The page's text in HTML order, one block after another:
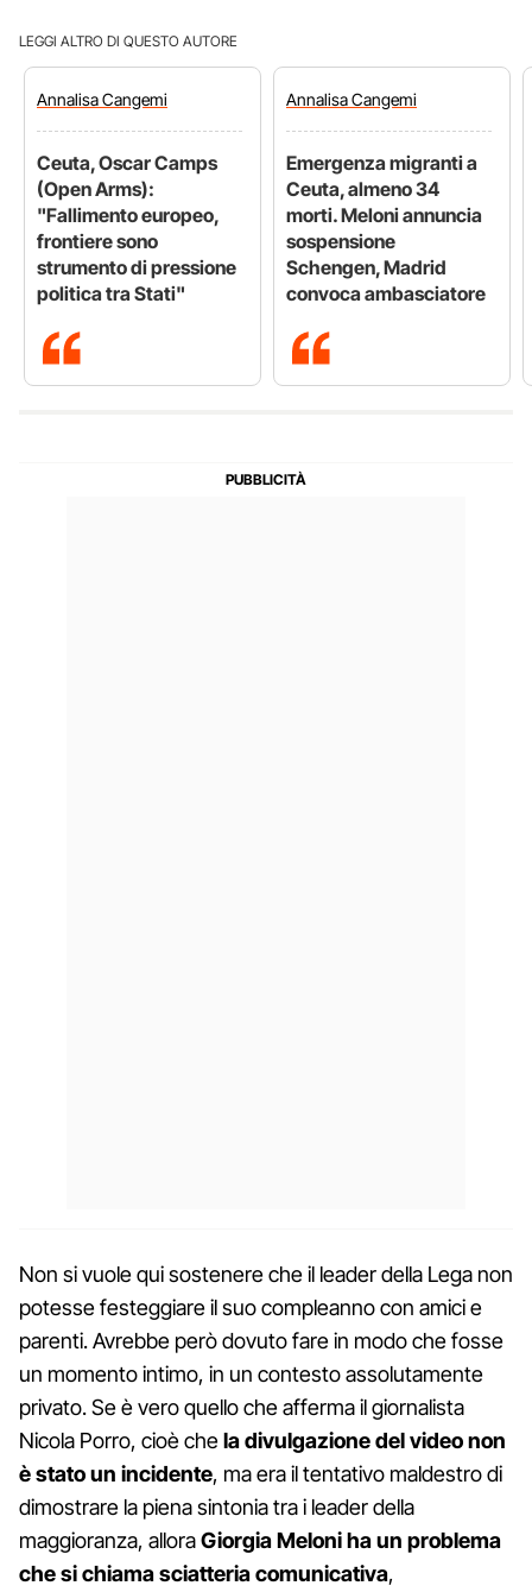
LEGGI ALTRO DI QUESTO AUTORE
AnnalisaCangemi
Ceuta, Oscar Camps
(Open Arms):
"Fallimento europeo,
frontiere sono
strumento di pressione
politica tra Stati"
AnnalisaCangemi
Emergenza migranti a
Ceuta, almeno 34
morti. Meloni annuncia
sospensione
Schengen, Madrid
convoca ambasciatore
Non si vuole qui sostenere che il leader della Lega non
potesse festeggiare il suo compleanno con amici e
parenti. Avrebbe però dovuto fare in modo che fosse
un momento intimo, in un contesto assolutamente
privato. Se è vero quello che afferma il giornalista
Nicola Porro, cioè chela divulgazione del video non
è stato un incidente, ma era il tentativo maldestro di
dimostrare la piena sintonia tra i leader della
maggioranza, alloraGiorgia Meloni ha un problema
che si chiama sciatteria comunicativa,